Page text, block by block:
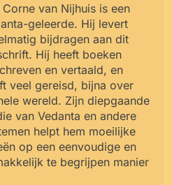
Corne van Nijhuis is een
geleerde. Hij levert
bijdragen aan dit
Hij heeft boeken
en vertaald, en
veel gereisd, bijna over
wereld. Zijn diepgaande
van Vedanta en andere
helpt hem moeilijke
op een eenvoudige en
te begrijpen manier